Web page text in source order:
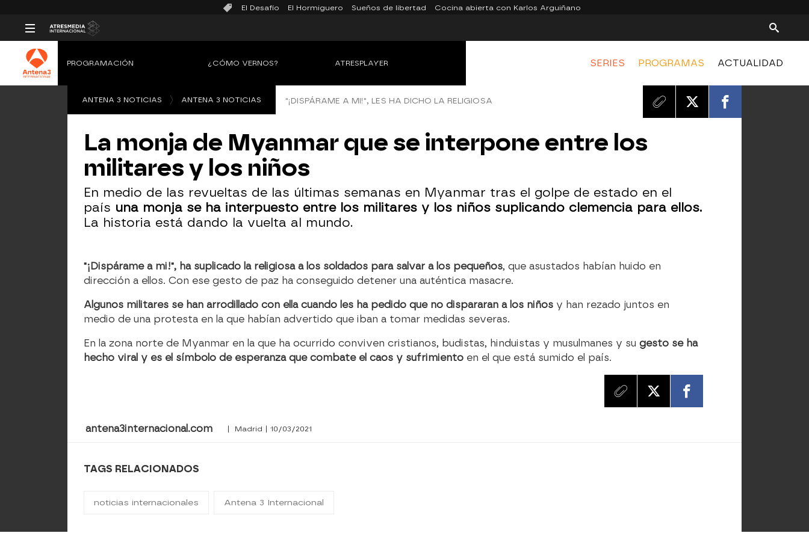
El Desafío El Hormiguero Sueños de libertad Cocina abierta con Karlos Arguiñano
SERIES PROGRAMAS ACTUALIDAD
PROGRAMACIÓN ¿CÓMO VERNOS? ATRESPLAYER
ANTENA 3 NOTICIAS ANTENA 3 NOTICIAS "¡DISPÁRAME A MI!", LES HA DICHO LA RELIGIOSA
La monja de Myanmar que se interpone entre los
militares y los niños
En medio de las revueltas de las últimas semanas en Myanmar tras el golpe de estado en el
país una monja se ha interpuesto entre los militares y los niños suplicando clemencia para ellos.
La historia está dando la vuelta al mundo.
"¡Dispárame a mi!", ha suplicado la religiosa a los soldados para salvar a los pequeños, que asustados habían huido en
dirección a ellos. Con ese gesto de paz ha conseguido detener una auténtica masacre.
Algunos militares se han arrodillado con ella cuando les ha pedido que no dispararan a los niños y han rezado juntos en
medio de una protesta en la que habían advertido que iban a tomar medidas severas.
En la zona norte de Myanmar en la que ha ocurrido conviven cristianos, budistas, hinduistas y musulmanes y sugesto se ha
hecho viral y es el símbolo de esperanza que combate el caos y sufrimiento en el que está sumido el país.
antena3internacional.com | Madrid | 10/03/2021
TAGS RELACIONADOS
noticias internacionales Antena 3 Internacional